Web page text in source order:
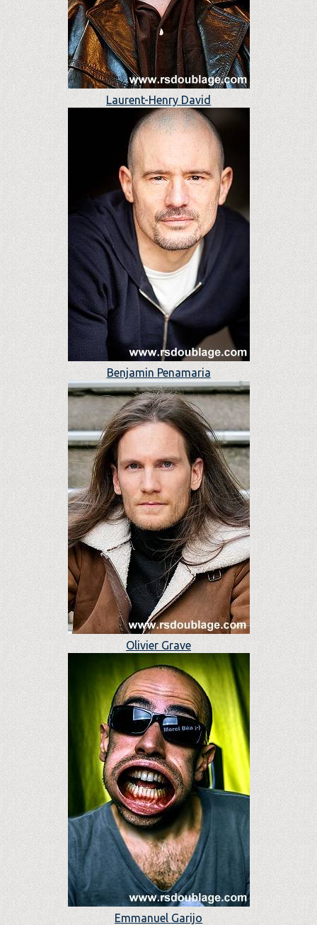
Laurent-Henry David
Benjamin Penamaria
Olivier Grave
Emmanuel Garijo